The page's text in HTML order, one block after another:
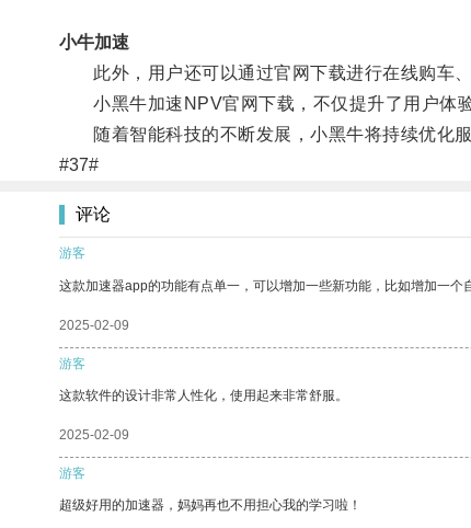
小牛加速
此外，用户还可以通过官网下载进行在线购车、
小黑牛加速NPV官网下载，不仅提升了用户体验
随着智能科技的不断发展，小黑牛将持续优化服
#37#
评论
游客
这款加速器app的功能有点单一，可以增加一些新功能，比如增加一个
2025-02-09
游客
这款软件的设计非常人性化，使用起来非常舒服。
2025-02-09
游客
超级好用的加速器，妈妈再也不用担心我的学习啦！